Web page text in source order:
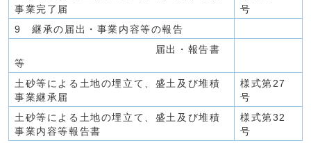
事業完了届
号
9 継承の届出・事業内容等の報告
届出・報告書
等
土砂等による土地の埋立て、盛土及び堆積
事業継承届
様式第27
号
土砂等による土地の埋立て、盛土及び堆積
事業内容等報告書
様式第32
号